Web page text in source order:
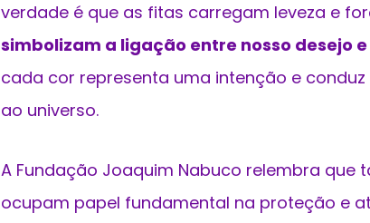
verdade é que as fitas carregam leveza e
simbolizam a ligação entre nosso desejo
cada cor representa uma intenção e
ao universo.
A Fundação Joaquim Nabuco relembra que
ocupam papel fundamental na proteção e